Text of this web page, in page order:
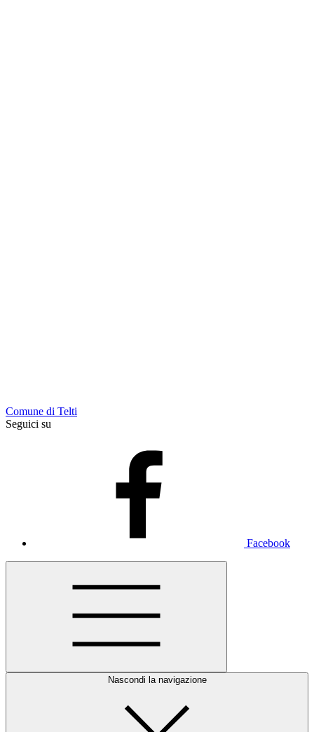
Comune di Telti
Seguici su
Facebook
Nascondi la navigazione